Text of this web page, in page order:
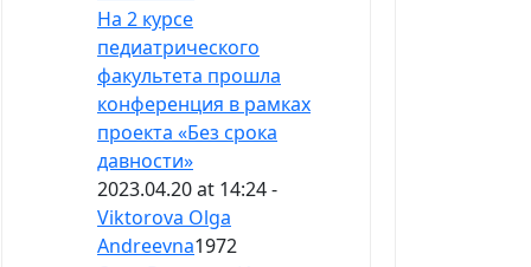
На 2 курсе
педиатрического
факультета прошла
конференция в рамках
проекта «Без срока
давности»
2023.04.20 at 14:24 -
Viktorova Olga
Andreevna1972